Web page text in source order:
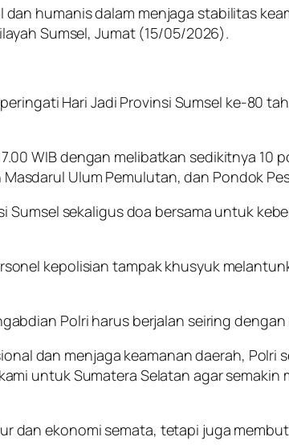
humanis dalam menjaga stabilitas
Sumsel, Jumat (15/05/2026).
Hari Jadi Provinsi Sumsel ke-80
WIB dengan melibatkan sedikitnya 10
Ulum Pemulutan, dan Pondok
sekaligus doa bersama untuk
kepolisian tampak khusyuk
Polri harus berjalan seiring
dan menjaga keamanan daerah, Polri
untuk Sumatera Selatan agar
ekonomi semata, tetapi juga